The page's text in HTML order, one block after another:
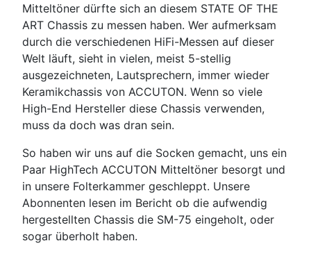
Mitteltöner dürfte sich an diesem STATE OF THE
ART Chassis zu messen haben. Wer aufmerksam
durch die verschiedenen HiFi-Messen auf dieser
Welt läuft, sieht in vielen, meist 5-stellig
ausgezeichneten, Lautsprechern, immer wieder
Keramikchassis von ACCUTON. Wenn so viele
High-End Hersteller diese Chassis verwenden,
muss da doch was dran sein.
So haben wir uns auf die Socken gemacht, uns ein
Paar HighTech ACCUTON Mitteltöner besorgt und
in unsere Folterkammer geschleppt. Unsere
Abonnenten lesen im Bericht ob die aufwendig
hergestellten Chassis die SM-75 eingeholt, oder
sogar überholt haben.